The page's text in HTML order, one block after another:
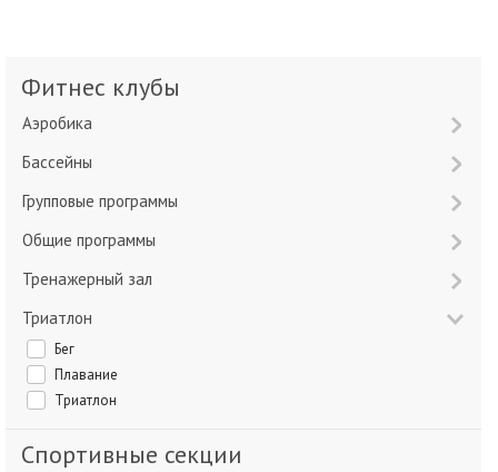
Фитнес клубы
Аэробика
Бассейны
Групповые программы
Общие программы
Тренажерный зал
Триатлон
Бег
Плавание
Триатлон
Спортивные секции